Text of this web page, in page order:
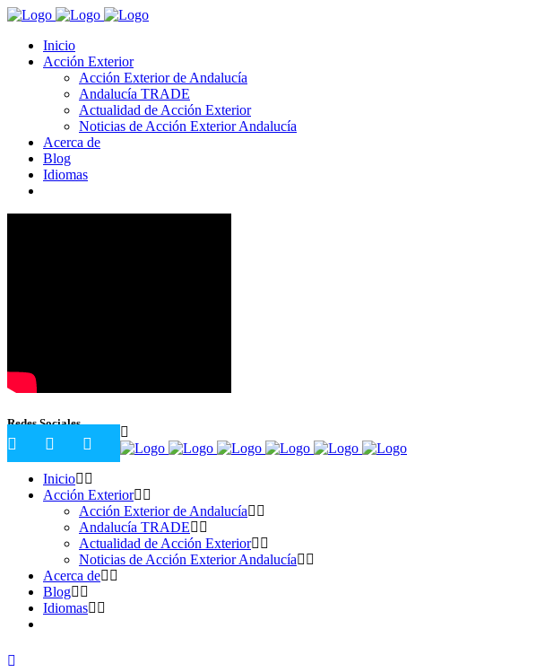
Inicio
Acción Exterior
Acción Exterior de Andalucía
Andalucía TRADE
Actualidad de Acción Exterior
Noticias de Acción Exterior Andalucía
Acerca de
Blog
Idiomas
Redes Sociales
Inicio
Acción Exterior
Acción Exterior de Andalucía
Andalucía TRADE
Actualidad de Acción Exterior
Noticias de Acción Exterior Andalucía
Acerca de
Blog
Idiomas